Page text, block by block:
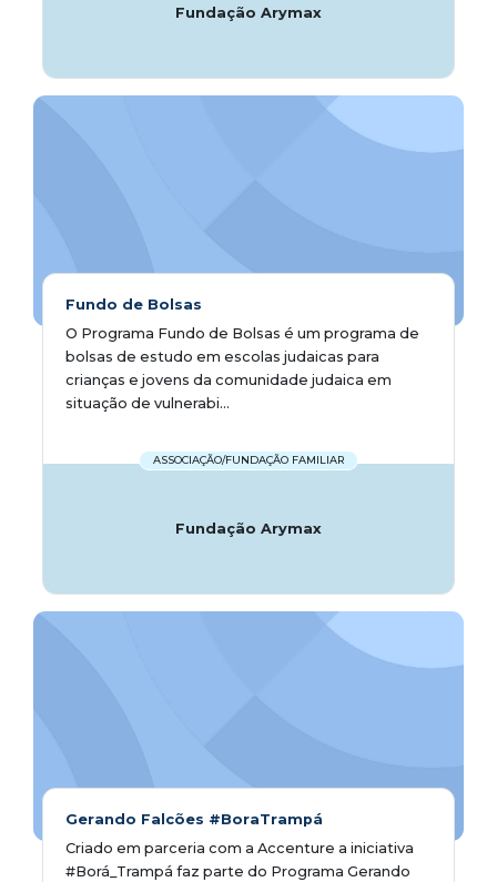
Fundação Arymax
Fundo de Bolsas
O Programa Fundo de Bolsas é um programa de
bolsas de estudo em escolas judaicas para
crianças e jovens da comunidade judaica em
situação de vulnerabi...
ASSOCIAÇÃO/FUNDAÇÃO FAMILIAR
Fundação Arymax
Gerando Falcões #BoraTrampá
Criado em parceria com a Accenture a iniciativa
#Borá_Trampá faz parte do Programa Gerando